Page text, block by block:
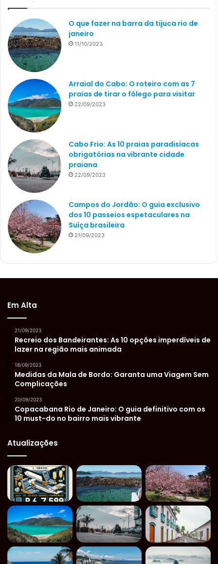
O que fazer na barra da tijuca rio de
janeiro
11/10/2023
Arraial do Cabo: O roteiro com as 7
praias de tirar o fôlego para visitar
22/09/2023
Cabo Frio: As 10 praias paradisíacas
obrigatórias na vibrante cidade
praiana
22/09/2023
Campos do Jordão: O guia exclusivo
dos 10 passeios espetaculares na
Suíça brasileira
21/09/2023
Em Alta
21/09/2023
Recreio dos Bandeirantes: As 10 opções imperdíveis de
lazer na região mais animada
18/09/2023
Medidas da Mala de Bordo: Garanta uma Viagem Sem
Complicações
20/09/2023
Copacabana Rio de Janeiro: O guia definitivo com os
10 must-do no bairro mais vibrante
Atualizações